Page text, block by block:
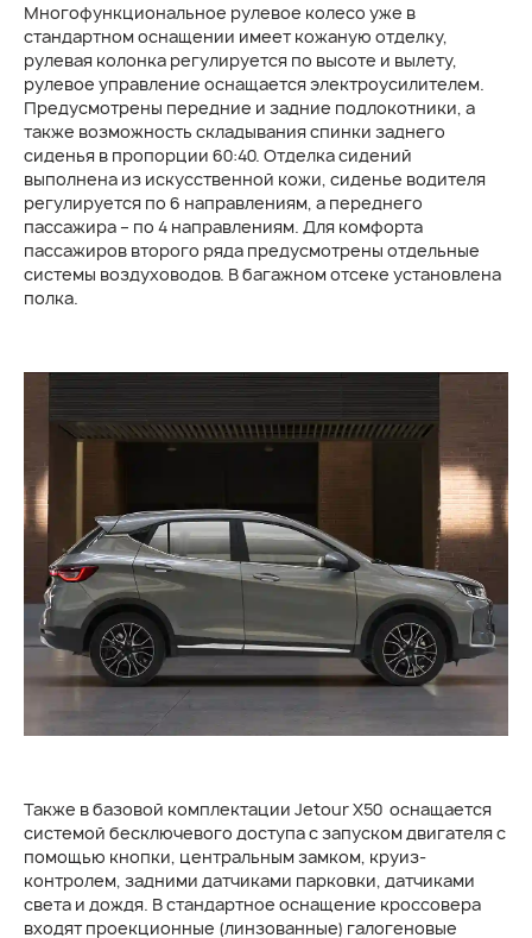
Многофункциональное рулевое колесо уже в
стандартном оснащении имеет кожаную отделку,
рулевая колонка регулируется по высоте и вылету,
рулевое управление оснащается электроусилителем.
Предусмотрены передние и задние подлокотники, а
также возможность складывания спинки заднего
сиденья в пропорции 60:40. Отделка сидений
выполнена из искусственной кожи, сиденье водителя
регулируется по 6 направлениям, а переднего
пассажира – по 4 направлениям. Для комфорта
пассажиров второго ряда предусмотрены отдельные
системы воздуховодов. В багажном отсеке установлена
полка.
Также в базовой комплектации Jetour X50 оснащается
системой бесключевого доступа с запуском двигателя с
помощью кнопки, центральным замком, круиз-
контролем, задними датчиками парковки, датчиками
света и дождя. В стандартное оснащение кроссовера
входят проекционные (линзованные) галогеновые